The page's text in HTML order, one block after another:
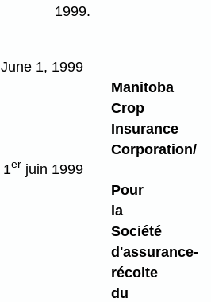
1999.
June 1, 1999
Manitoba
Crop
Insurance
Corporation/
1er juin 1999
Pour
la
Société
d'assurance-
récolte
du